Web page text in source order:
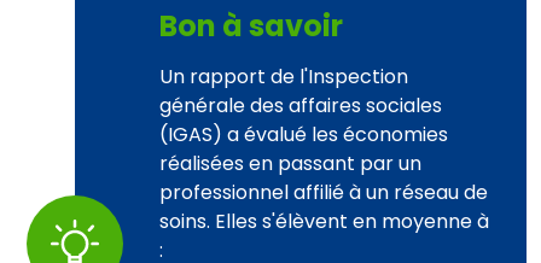
Bon à savoir
Un rapport de l'Inspection
générale des affaires sociales
(IGAS) a évalué les économies
réalisées en passant par un
professionnel affilié à un réseau de
soins. Elles s'élèvent en moyenne à
: